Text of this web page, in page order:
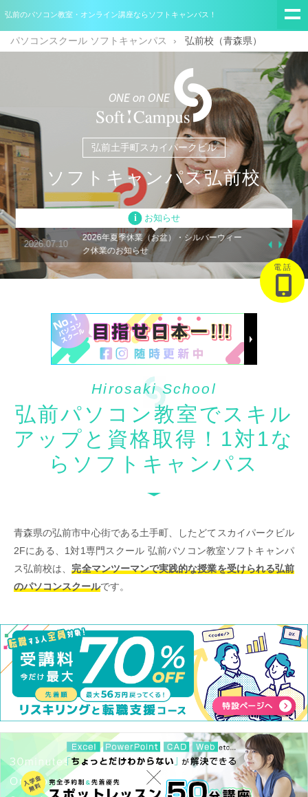
弘前のパソコン教室・オンライン講座ならソフトキャンパス！
パソコンスクール ソフトキャンパス 弘前校（青森県）
弘前土手町スカイパークビル
ソフトキャンパス弘前校
i お知らせ
2026.07.10
2026年夏季休業（お盆）・シルバーウィー
ク休業のお知らせ
2026.04.28
電 話
Hirosaki School
弘前パソコン教室でスキル
アップと資格取得！1対1な
らソフトキャンパス
青森県の弘前市中心街である土手町、したどてスカイパークビル
2Fにある、1対1専門スクール 弘前パソコン教室ソフトキャンパ
ス弘前校は、完全マンツーマンで実践的な授業を受けられる弘前
のパソコンスクールです。